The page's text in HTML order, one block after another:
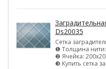
Ds20035
Сетка
❶ Толщина
❷ Ячейка:
❸ Купить сетка